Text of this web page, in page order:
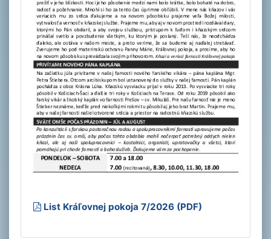
List Kráľovnej pokoja 7/2026 (PDF)